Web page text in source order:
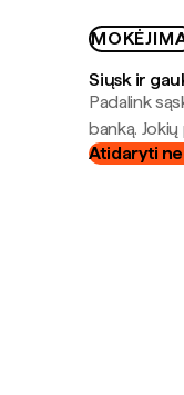
Siųsk ir
Padalink
banką.
Atidaryti